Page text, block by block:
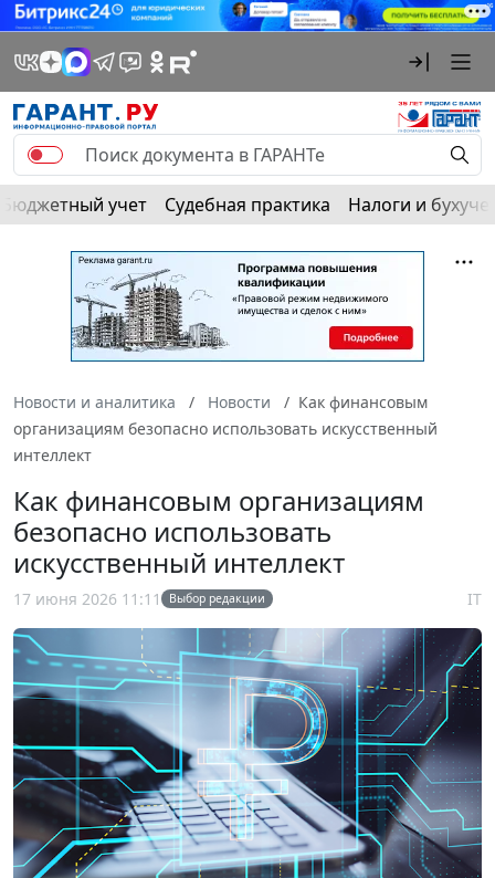
Бюджетный учет Судебная практика Налоги и
Новости и аналитика Новости
Как финансовым
организациям безопасно использовать искусственный
интеллект
Как финансовым организациям
безопасно использовать
искусственный интеллект
17 июня 2026 11:11 Выбор редакции IT